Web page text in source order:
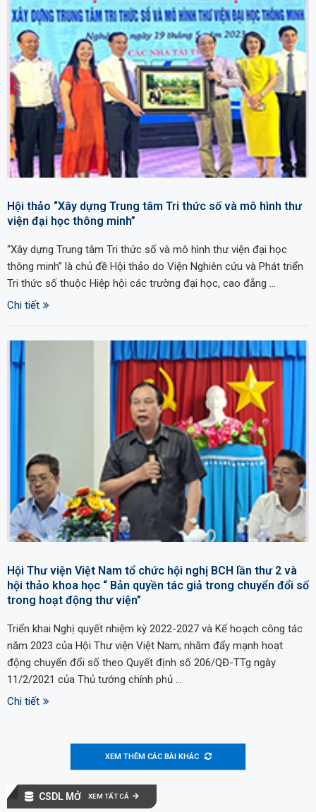
Hội thảo “Xây dựng Trung tâm Tri thức số và mô hình thư
viện đại học thông minh”
“Xây dựng Trung tâm Tri thức số và mô hình thư viện đại học
thông minh” là chủ đề Hội thảo do Viện Nghiên cứu và Phát triển
Tri thức số thuộc Hiệp hội các trường đại học, cao đẳng …
Chi tiết
Hội Thư viện Việt Nam tổ chức hội nghị BCH lần thư 2 và
hội thảo khoa học “ Bản quyền tác giả trong chuyển đổi số
trong hoạt động thư viện”
Triển khai Nghị quyết nhiệm kỳ 2022-2027 và Kế hoạch công tác
năm 2023 của Hội Thư viện Việt Nam; nhằm đẩy mạnh hoạt
động chuyển đổi số theo Quyết định số 206/QĐ-TTg ngày
11/2/2021 của Thủ tướng chính phủ …
Chi tiết
XEM THÊM CÁC BÀI KHÁC
CSDL MỞ XEM TẤT CẢ